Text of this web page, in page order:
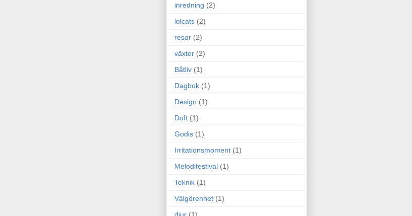
inredning (2)
lolcats (2)
resor (2)
växter (2)
Båtliv (1)
Dagbok (1)
Design (1)
Doft (1)
Godis (1)
Irritationsmoment (1)
Melodifestival (1)
Teknik (1)
Välgörenhet (1)